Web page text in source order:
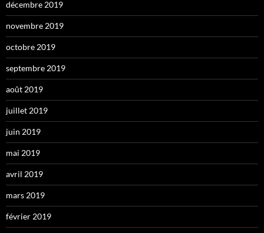
décembre 2019
novembre 2019
octobre 2019
septembre 2019
août 2019
juillet 2019
juin 2019
mai 2019
avril 2019
mars 2019
février 2019